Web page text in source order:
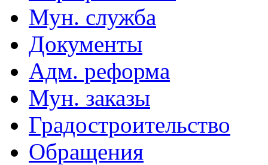
Мун. служба
Документы
Адм. реформа
Мун. заказы
Градостроительство
Обращения